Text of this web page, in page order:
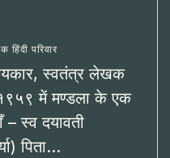
हिंदी परिवार
स्वतंत्र लेखक
में मण्डला के एक
– स्व दयावती
पिता…